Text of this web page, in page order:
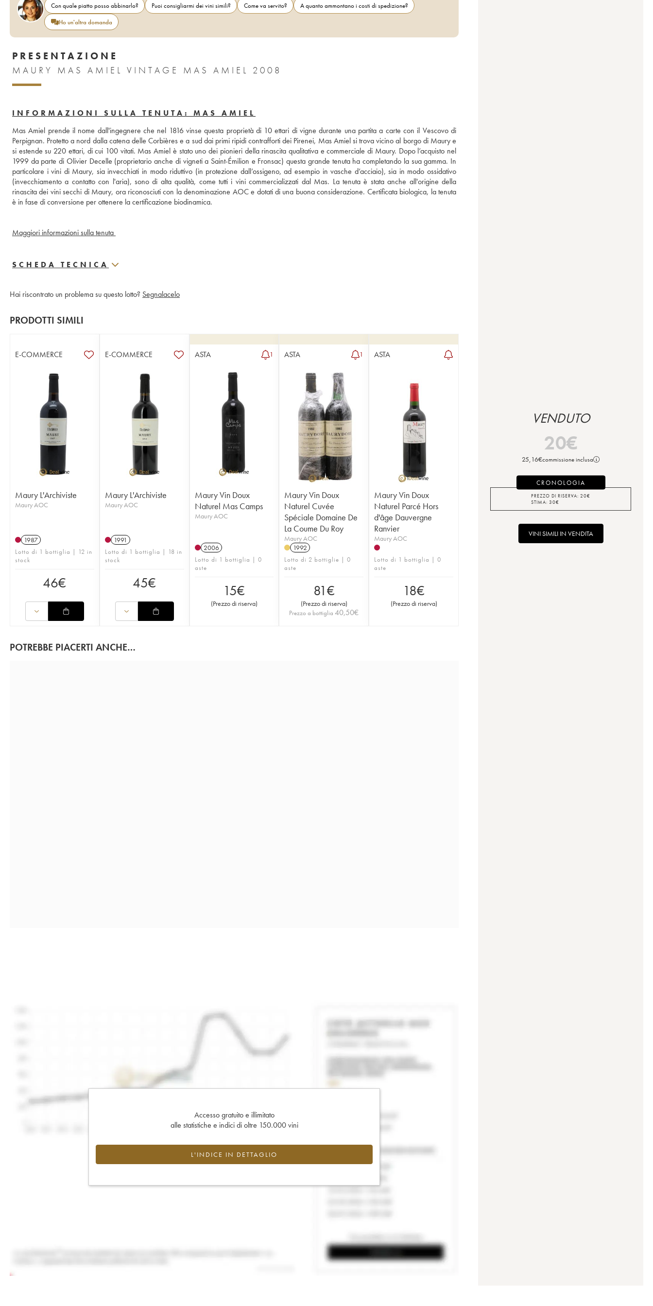
Con quale piatto posso abbinarlo? Puoi consigliarmi dei vini simili? Come va servito?
A quanto ammontano i costi di spedizione?
Ho un'altra domanda
PRESENTAZIONE
MAURY MAS AMIEL VINTAGE MAS AMIEL 2008
INFORMAZIONI SULLA TENUTA: MAS AMIEL
Mas Amiel prende il nome dall'ingegnere che nel 1816 vinse questa proprietà di 10 ettari di vigne durante una partita a carte con il Vescovo di
Perpignan. Protetto a nord dalla catena delle Corbières e a sud dai primi ripidi contrafforti dei Pirenei, Mas Amiel si trova vicino al borgo di Maury e
si estende su 220 ettari, di cui 100 vitati. Mas Amiel è stato uno dei pionieri della rinascita qualitativa e commerciale di Maury. Dopo l’acquisto nel
1999 da parte di Olivier Decelle (proprietario anche di vigneti a Saint-Émilion e Fronsac) questa grande tenuta ha completando la sua gamma. In
particolare i vini di Maury, sia invecchiati in modo riduttivo (in protezione dall’ossigeno, ad esempio in vasche d’acciaio), sia in modo ossidativo
(invecchiamento a contatto con l'aria), sono di alta qualità, come tutti i vini commercializzati dal Mas. La tenuta è stata anche all'origine della
rinascita dei vini secchi di Maury, ora riconosciuti con la denominazione AOC e dotati di una buona considerazione. Certificata biologica, la tenuta
è in fase di conversione per ottenere la certificazione biodinamica.
Maggiori informazioni sulla tenuta
SCHEDA TECNICA
Hai riscontrato un problema su questo lotto? Segnalacelo
PRODOTTI SIMILI
E-COMMERCE
Maury L'Archiviste
Maury AOC
1987
Lotto di 1 bottiglia | 12 in
stock
46€
E-COMMERCE
Maury L'Archiviste
Maury AOC
1991
Lotto di 1 bottiglia | 18 in
stock
45€
ASTA 1
Maury Vin Doux
Naturel Mas Camps
Maury AOC
2006
Lotto di 1 bottiglia | 0
aste
15€
(Prezzo di riserva)
ASTA 1
Maury Vin Doux
Naturel Cuvée
Spéciale Domaine De
La Coume Du Roy
Maury AOC
1992
Lotto di 2 bottiglie | 0
aste
81€
(Prezzo di riserva)
Prezzo a bottiglia 40,50€
ASTA
Maury Vin Doux
Naturel Parcé Hors
d'âge Dauvergne
Ranvier
Maury AOC
Lotto di 1 bottiglia | 0
aste
18€
(Prezzo di riserva)
POTREBBE PIACERTI ANCHE…
Accesso gratuito e illimitato
alle statistiche e indici di oltre 150.000 vini
L'INDICE IN DETTAGLIO
VENDUTO
20€
25,16€commissione inclusa
CRONOLOGIA
PREZZO DI RISERVA: 20€
STIMA: 30€
VINI SIMILI IN VENDITA